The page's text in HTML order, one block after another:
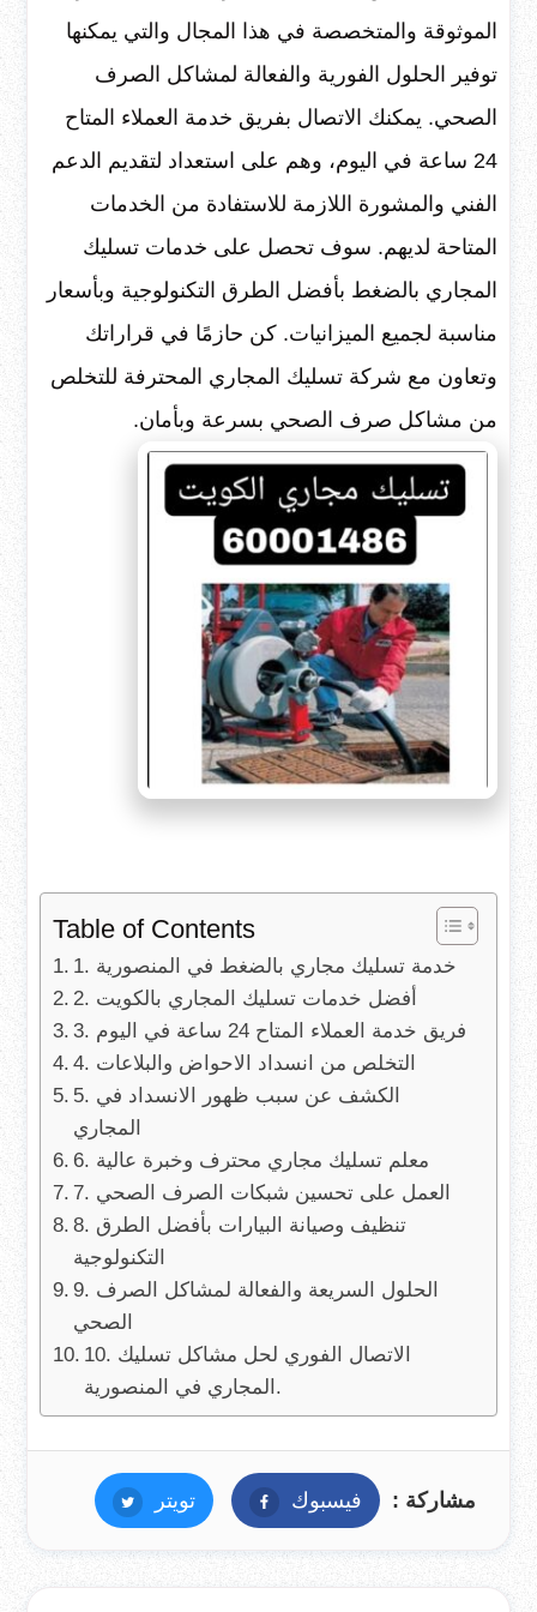
الموثوقة والمتخصصة في هذا المجال والتي يمكنها
توفير الحلول الفورية والفعالة لمشاكل الصرف
الصحي. يمكنك الاتصال بفريق خدمة العملاء المتاح
24 ساعة في اليوم، وهم على استعداد لتقديم الدعم
الفني والمشورة اللازمة للاستفادة من الخدمات
المتاحة لديهم. سوف تحصل على خدمات تسليك
المجاري بالضغط بأفضل الطرق التكنولوجية وبأسعار
مناسبة لجميع الميزانيات. كن حازمًا في قراراتك
وتعاون مع شركة تسليك المجاري المحترفة للتخلص
من مشاكل صرف الصحي بسرعة وبأمان.
Table of Contents
1. خدمة تسليك مجاري بالضغط في المنصورية
2. أفضل خدمات تسليك المجاري بالكويت
3. فريق خدمة العملاء المتاح 24 ساعة في اليوم
4. التخلص من انسداد الاحواض والبلاعات
5. الكشف عن سبب ظهور الانسداد في
المجاري
6. معلم تسليك مجاري محترف وخبرة عالية
7. العمل على تحسين شبكات الصرف الصحي
8. تنظيف وصيانة البيارات بأفضل الطرق
التكنولوجية
9. الحلول السريعة والفعالة لمشاكل الصرف
الصحي
10. الاتصال الفوري لحل مشاكل تسليك
المجاري في المنصورية.
مشاركة : فيسبوك فيسبوكتويتر تويتر